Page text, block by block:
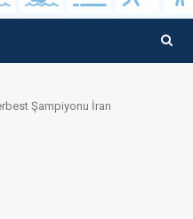
Şampiyonu İran